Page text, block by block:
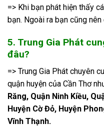
=> Khi bạn phát hiện thấy
bạn. Ngoài ra bạn cũng
5. Trung Gia Phát
đâu?
=> Trung Gia Phát chuyên
quận huyện của Cần Thơ
Răng, Quận Ninh Kiều,
Huyện Cờ Đỏ, Huyện
Vĩnh Thạnh.